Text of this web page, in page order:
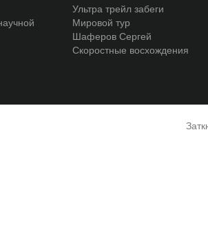
Ультра трейл забеги
Мировой тур
Шаферов Сергей
Скоростные восхождения